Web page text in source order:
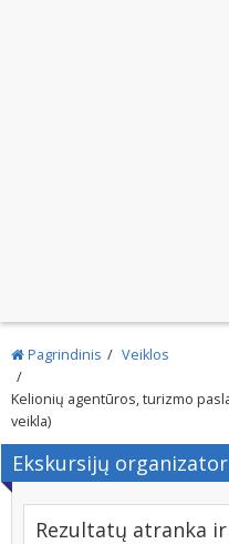
Pagrindinis Veiklos
Kelionių agentūros, turizmo
veikla)
Ekskursijų
Rezultatų atranka